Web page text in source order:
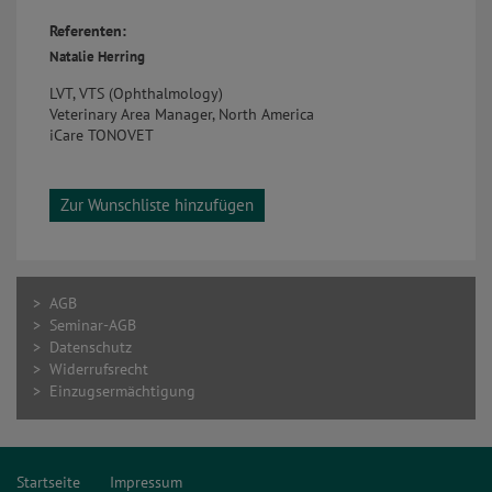
Referenten:
Natalie Herring
LVT, VTS (Ophthalmology)
Veterinary Area Manager, North America
iCare TONOVET
Zur Wunschliste hinzufügen
> AGB
> Seminar-AGB
> Datenschutz
> Widerrufsrecht
> Einzugsermächtigung
Startseite Impressum